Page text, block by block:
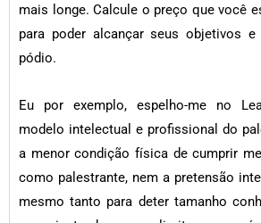
mais longe. Calcule o preço que você
para poder alcançar seus objetivos
pódio.
Eu por exemplo, espelho-me no
modelo intelectual e profissional do
a menor condição física de cumprir
como palestrante, nem a pretensão
mesmo tanto para deter tamanho